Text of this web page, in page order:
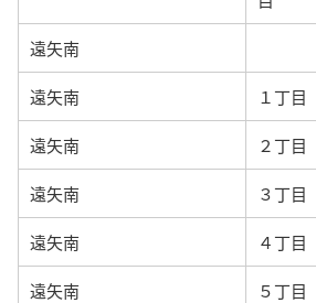
遠矢南
遠矢南 １丁目
遠矢南 ２丁目
遠矢南 ３丁目
遠矢南 ４丁目
遠矢南 ５丁目